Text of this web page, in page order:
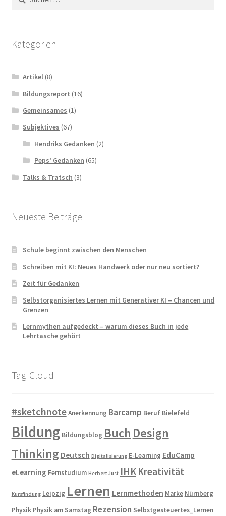
nach:
Kategorien
Artikel (8)
Bildungsreport (16)
Gemeinsames (1)
Subjektives (67)
Hendriks Gedanken (2)
Peps’ Gedanken (65)
Talks & Tratsch (3)
Neueste Beiträge
Schule beginnt zwischen den Menschen
Schreiben mit KI: Neues Handwerk oder nur neu sortiert?
Zeit für Gedanken
Selbstorganisiertes Lernen mit Generativer KI – Chancen und
Grenzen
Lernmythen aufgedeckt – warum dieses Buch in jede
Lehrtasche gehört
Tag-Cloud
#sketchnoteAnerkennung Barcamp Beruf Bielefeld
Bildung Bildungsblog Buch Design
Thinking Deutsch Digitalisierung E-Learning EduCamp
eLearning Fernstudium Herbert Just IHK Kreativität
Kursfindung Leipzig Lernen Lernmethoden Marke Nürnberg
Physik Physik am Samstag Rezension Selbstgesteuertes_Lernen